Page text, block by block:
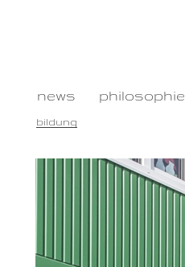
news philosophie
bildung